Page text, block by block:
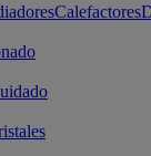
Calefactores